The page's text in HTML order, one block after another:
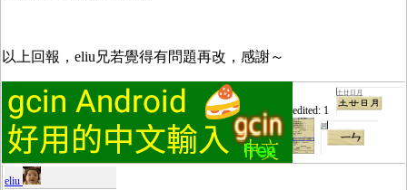
以上回報，eliu兄若覺得有問題再改，感謝～
edited: 1
eliu